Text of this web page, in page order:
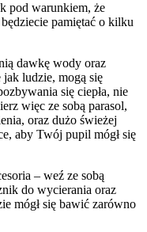
pod warunkiem, że
pamiętać o kilku
dawkę wody oraz
jak ludzie, mogą się
się ciepła, nie
więc ze sobą parasol,
oraz dużo świeżej
aby Twój pupil mógł się
– weź ze sobą
do wycierania oraz
mógł się bawić zarówno